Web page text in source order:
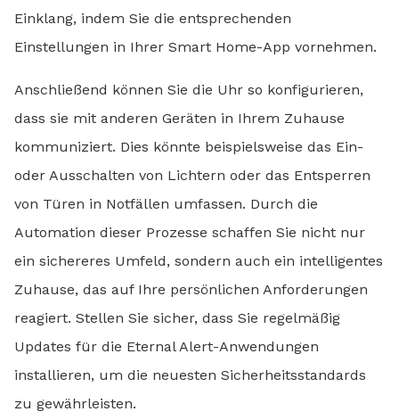
Einklang, indem Sie die entsprechenden
Einstellungen in Ihrer Smart Home-App vornehmen.
Anschließend können Sie die Uhr so konfigurieren,
dass sie mit anderen Geräten in Ihrem Zuhause
kommuniziert. Dies könnte beispielsweise das Ein-
oder Ausschalten von Lichtern oder das Entsperren
von Türen in Notfällen umfassen. Durch die
Automation dieser Prozesse schaffen Sie nicht nur
ein sichereres Umfeld, sondern auch ein intelligentes
Zuhause, das auf Ihre persönlichen Anforderungen
reagiert. Stellen Sie sicher, dass Sie regelmäßig
Updates für die Eternal Alert-Anwendungen
installieren, um die neuesten Sicherheitsstandards
zu gewährleisten.